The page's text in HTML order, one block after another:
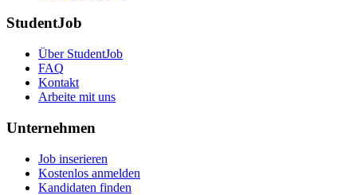
StudentJob
Über StudentJob
FAQ
Kontakt
Arbeite mit uns
Unternehmen
Job inserieren
Kostenlos anmelden
Kandidaten finden